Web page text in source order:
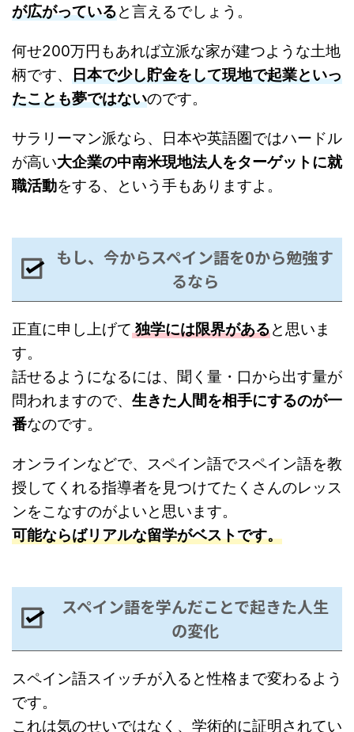
が広がっていると言えるでしょう。
何せ200万円もあれば立派な家が建つような土地
柄です、 日本で少し貯金をして現地で起業といっ
たことも夢ではないのです。
サラリーマン派なら、日本や英語圏ではハードル
が高い大企業の中南米現地法人をターゲットに就
職活動をする、という手もありますよ。
もし、今からスペイン語を0から勉強す
るなら
正直に申し上げて独学には限界があると思いま
す。
話せるようになるには、聞く量・口から出す量が
問われますので、 生きた人間を相手にするのが一
番なのです。
オンラインなどで、スペイン語でスペイン語を教
授してくれる指導者を見つけてたくさんのレッス
ンをこなすのがよいと思います。
可能ならばリアルな留学がベストです。
スペイン語を学んだことで起きた人生
の変化
スペイン語スイッチが入ると性格まで変わるよう
です。
これは気のせいではなく、学術的に証明されてい